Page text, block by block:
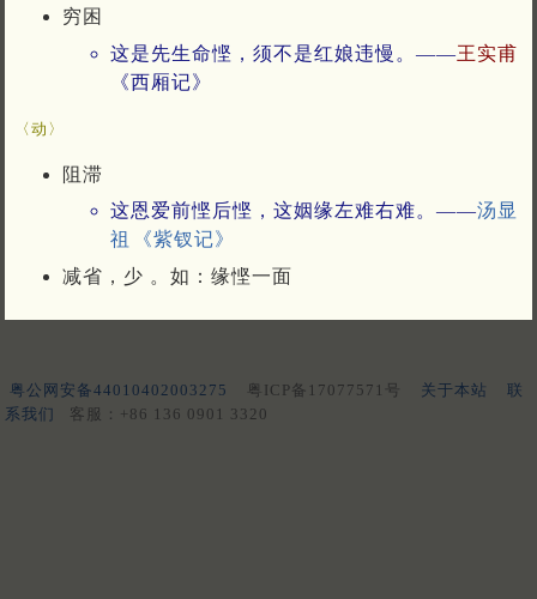
穷困
这是先生命悭，须不是红娘违慢。——王实甫
《西厢记》
〈动〉
阻滞
这恩爱前悭后悭，这姻缘左难右难。——汤显
祖
《紫钗记》
减省，少 。如：缘悭一面
粤公网安备44010402003275 粤ICP备17077571号 关于本站
联
系我们
客服：+86 136 0901 3320